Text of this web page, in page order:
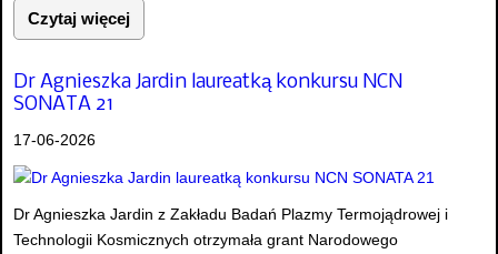
Czytaj więcej
Dr Agnieszka Jardin laureatką konkursu NCN
SONATA 21
17-06-2026
Dr Agnieszka Jardin z Zakładu Badań Plazmy Termojądrowej i
Technologii Kosmicznych otrzymała grant Narodowego